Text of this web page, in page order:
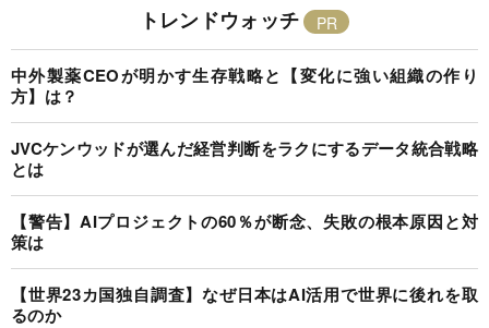
トレンドウォッチ
中外製薬CEOが明かす生存戦略と【変化に強い組織の作り
方】は？
JVCケンウッドが選んだ経営判断をラクにするデータ統合戦略
とは
【警告】AIプロジェクトの60％が断念、失敗の根本原因と対
策は
【世界23カ国独自調査】なぜ日本はAI活用で世界に後れを取
るのか